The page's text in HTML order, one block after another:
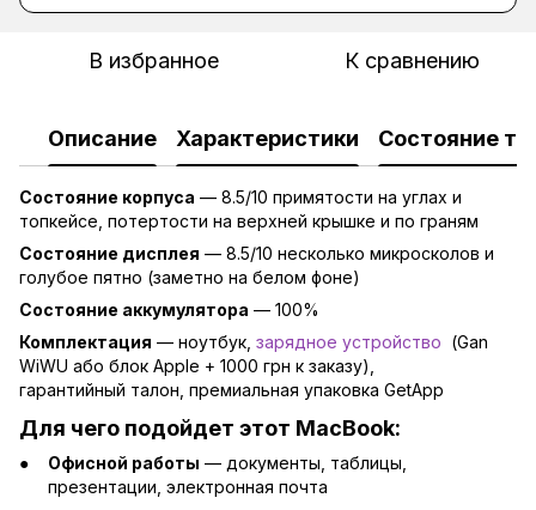
В избранное К сравнению
Описание Характеристики Состояние
Состояние корпуса — 8.5/10 примятости на углах и
топкейсе, потертости на верхней крышке и по граням
Состояние дисплея — 8.5/10 несколько микросколов и
голубое пятно (заметно на белом фоне)
Состояние аккумулятора — 100%
Комплектация — ноутбук, зарядное устройство (Gan
WiWU або блок Apple + 1000 грн к заказу),
гарантийный талон, премиальная упаковка GetApp
Для чего подойдет этот MacBook:
Офисной работы — документы, таблицы,
презентации, электронная почта